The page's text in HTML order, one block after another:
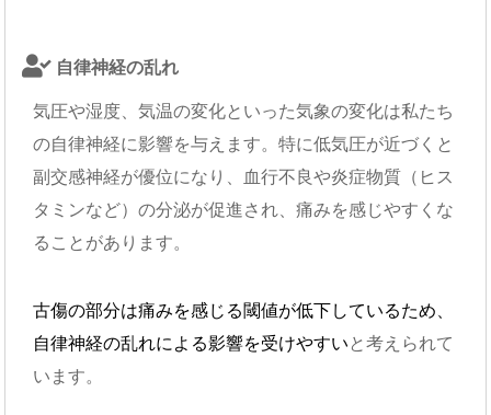
自律神経の乱れ
気圧や湿度、気温の変化といった気象の変化は私たち
の自律神経に影響を与えます。特に低気圧が近づくと
副交感神経が優位になり、血行不良や炎症物質（ヒス
タミンなど）の分泌が促進され、痛みを感じやすくな
ることがあります。
古傷の部分は痛みを感じる閾値が低下しているため、
自律神経の乱れによる影響を受けやすい と考えられて
います。